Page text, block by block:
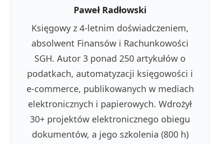
Paweł Radłowski
Księgowy z 4-letnim doświadczeniem,
absolwent Finansów i Rachunkowości
SGH. Autor 3 ponad 250 artykułów o
podatkach, automatyzacji księgowości i
e-commerce, publikowanych w mediach
elektronicznych i papierowych. Wdrożył
30+ projektów elektronicznego obiegu
dokumentów, a jego szkolenia (800 h)